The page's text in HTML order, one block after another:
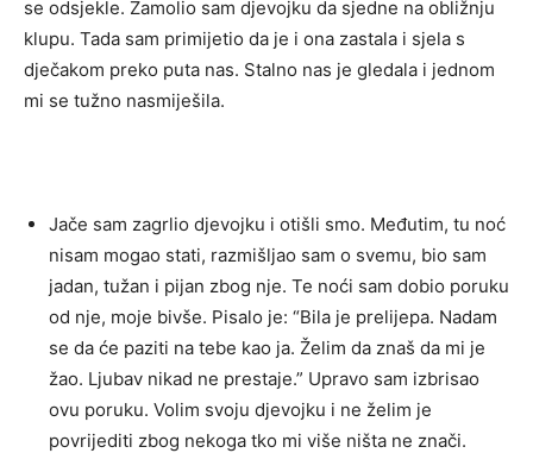
se odsjekle. Zamolio sam djevojku da sjedne na obližnju
klupu. Tada sam primijetio da je i ona zastala i sjela s
dječakom preko puta nas. Stalno nas je gledala i jednom
mi se tužno nasmiješila.
Jače sam zagrlio djevojku i otišli smo. Međutim, tu noć
nisam mogao stati, razmišljao sam o svemu, bio sam
jadan, tužan i pijan zbog nje. Te noći sam dobio poruku
od nje, moje bivše. Pisalo je: “Bila je prelijepa. Nadam
se da će paziti na tebe kao ja. Želim da znaš da mi je
žao. Ljubav nikad ne prestaje.” Upravo sam izbrisao
ovu poruku. Volim svoju djevojku i ne želim je
povrijediti zbog nekoga tko mi više ništa ne znači.